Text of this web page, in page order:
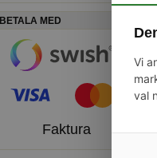
BETALA MED
Faktura
Vi
val